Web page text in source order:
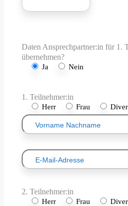
Daten Ansprechpartner:in für 1.
übernehmen?
Ja Nein
1. Teilnehmer:in
Herr Frau
2. Teilnehmer:in
Herr Frau